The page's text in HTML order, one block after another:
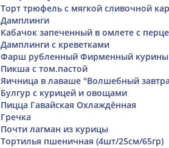
Торт трюфель с мягкой сливочной
Дамплинги
Кабачок запеченный в омлете с
Дамплинги с креветками
Фарш рубленный Фирменный
Пикша с том.пастой
Яичница в лаваше "Волшебный
Булгур с курицей и овощами
Пицца Гавайская Охлаждённая
Гречка
Почти лагман из курицы
Тортилья пшеничная (4шт/25см/65гр)